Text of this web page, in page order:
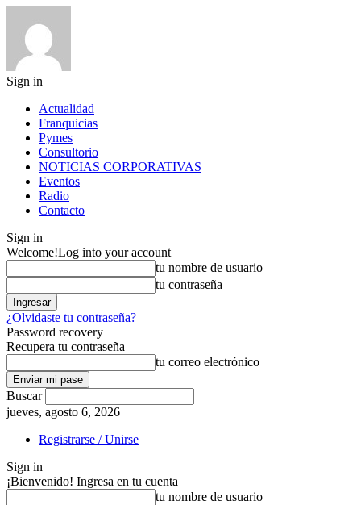
Sign in
Actualidad
Franquicias
Pymes
Consultorio
NOTICIAS CORPORATIVAS
Eventos
Radio
Contacto
Sign in
Welcome!Log into your account
tu nombre de usuario
tu contraseña
¿Olvidaste tu contraseña?
Password recovery
Recupera tu contraseña
tu correo electrónico
Buscar
jueves, agosto 6, 2026
Registrarse / Unirse
Sign in
¡Bienvenido! Ingresa en tu cuenta
tu nombre de usuario